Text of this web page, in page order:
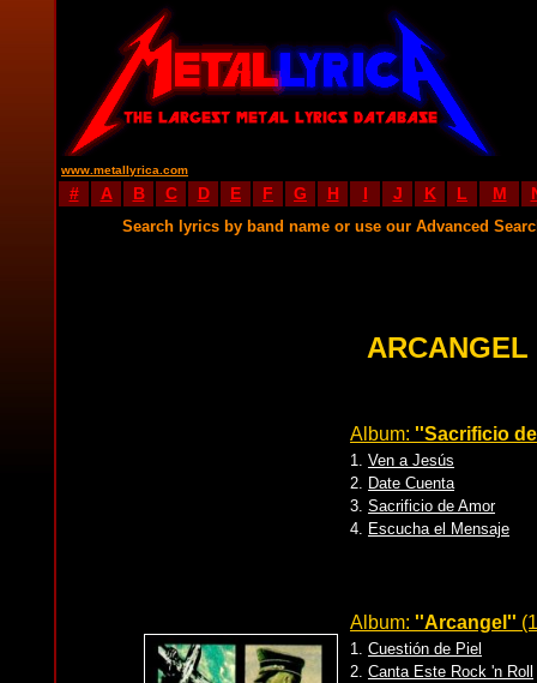
www.metallyrica.com
# A B C D E F G H I J K L M
Search lyrics by band name or use our Advanced
ARCANGEL
Album: ''Sacrificio
1. Ven a Jesús
2. Date Cuenta
3. Sacrificio de Amor
4. Escucha el Mensaje
Album: ''Arcangel''
1. Cuestión de Piel
2. Canta Este Rock 'n Roll